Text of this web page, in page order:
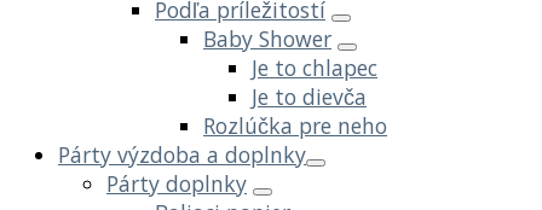
Podľa príležitostí
Baby Shower
Je to chlapec
Je to dievča
Rozlúčka pre neho
Párty výzdoba a doplnky
Párty doplnky